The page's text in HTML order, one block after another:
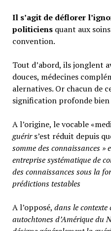
Il s’agit de déflorer
politiciensquant aux
convention.
Tout d’abord, ils jonglent
douces, médecines
alernatives. Or chacun de
signification profonde
A l’origine, le vocable
guérirs’est réduit depuis
somme des connaissances »
entreprise systématique de
des connaissances sous la
prédictions testables
A l’opposé, dans le contexte
autochtones d’Amérique du